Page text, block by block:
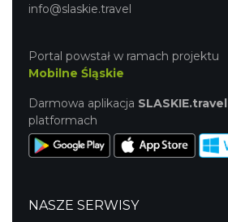
info@slaskie.travel
Portal powstał w ramach projektu
Mobilne Śląskie
Darmowa aplikacja SLASKIE.travel
platformach
NASZE SERWISY